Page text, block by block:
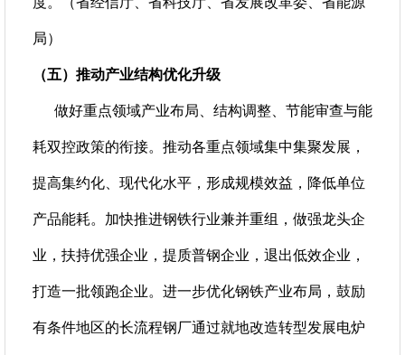
局）
（五）推动产业结构优化升级
做好重点领域产业布局、结构调整、节能审查与能
耗双控政策的衔接。推动各重点领域集中集聚发展，
提高集约化、现代化水平，形成规模效益，降低单位
产品能耗。加快推进钢铁行业兼并重组，做强龙头企
业，扶持优强企业，提质普钢企业，退出低效企业，
打造一批领跑企业。进一步优化钢铁产业布局，鼓励
有条件地区的长流程钢厂通过就地改造转型发展电炉